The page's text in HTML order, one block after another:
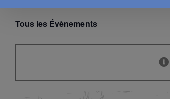
Tous les Évènements